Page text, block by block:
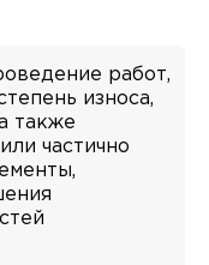
работ,
износа,
также
частично